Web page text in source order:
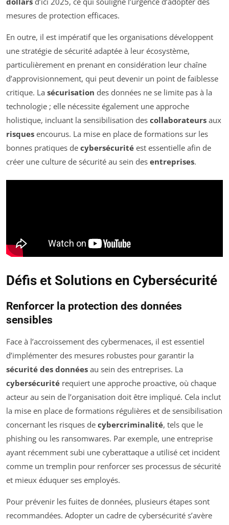
mesures de protection efficaces.
En outre, il est impératif que les organisations développent
une stratégie de sécurité adaptée à leur écosystème,
particulièrement en prenant en considération leur chaîne
d’approvisionnement, qui peut devenir un point de faiblesse
critique. La sécurisation des données ne se limite pas à la
technologie ; elle nécessite également une approche
holistique, incluant la sensibilisation des collaborateurs aux
risques encourus. La mise en place de formations sur les
bonnes pratiques de cybersécurité est essentielle afin de
créer une culture de sécurité au sein des entreprises.
Défis et Solutions en Cybersécurité
Renforcer la protection des données
sensibles
Face à l’accroissement des cybermenaces, il est essentiel
d’implémenter des mesures robustes pour garantir la
sécurité des données au sein des entreprises. La
cybersécurité requiert une approche proactive, où chaque
acteur au sein de l’organisation doit être impliqué. Cela inclut
la mise en place de formations régulières et de sensibilisation
concernant les risques de cybercriminalité, tels que le
phishing ou les ransomwares. Par exemple, une entreprise
ayant récemment subi une cyberattaque a utilisé cet incident
comme un tremplin pour renforcer ses processus de sécurité
et mieux éduquer ses employés.
Pour prévenir les fuites de données, plusieurs étapes sont
recommandées. Adopter un cadre de cybersécurité s’avère